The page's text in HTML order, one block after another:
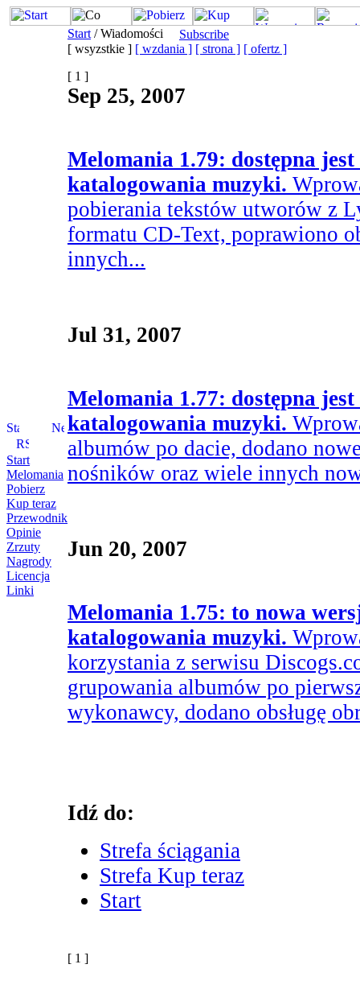
Start
Melomania
Pobierz
Kup teraz
Przewodnik
Opinie
Zrzuty
Nagrody
Licencja
Linki
Start / Wiadomości
Subscribe
[ wsyzstkie ] [ wzdania ] [ strona ] [ ofertz ]
[ 1 ]
Sep 25, 2007
Melomania 1.79: dostępna
katalogowania muzyki.
pobierania tekstów utworów z
formatu CD-Text, poprawiono
innych...
Jul 31, 2007
Melomania 1.77: dostępna
katalogowania muzyki.
albumów po dacie, dodano
nośników oraz wiele innych
Jun 20, 2007
Melomania 1.75: to nowa
katalogowania muzyki.
korzystania z serwisu
grupowania albumów po
wykonawcy, dodano obsługę
Idź do:
Strefa ściągania
Strefa Kup teraz
Start
[ 1 ]